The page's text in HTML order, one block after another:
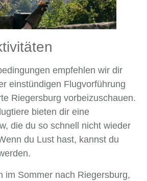
empfehlen wir dir
einstündigen Flugvorführung
Riegersburg vorbeizuschauen.
bieten dir eine
die du so schnell nicht wieder
du Lust hast, kannst du
im Sommer nach Riegersburg,